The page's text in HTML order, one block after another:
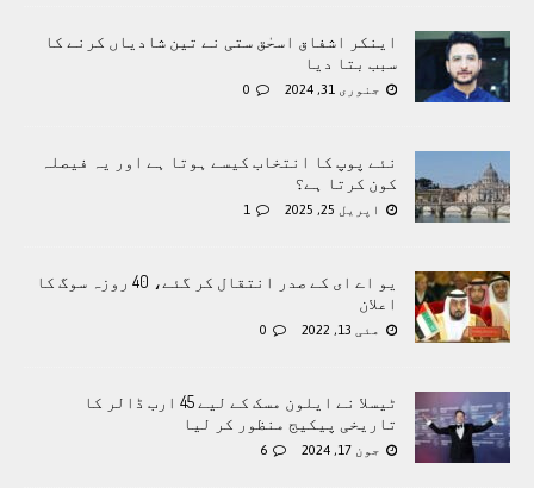
اینکر اشفاق اسحٰق ستی نے تین شادیاں کرنے کا
سبب بتا دیا
جنوری 31, 2024 0
نئے پوپ کا انتخاب کیسے ہوتا ہے اور یہ فیصلہ
کون کرتا ہے؟
اپریل 25, 2025 1
یو اے ای کے صدر انتقال کر گئے، 40 روزہ سوگ کا
اعلان
مئی 13, 2022 0
ٹیسلا نے ایلون مسک کے لیے 45 ارب ڈالر کا
تاریخی پیکیج منظور کر لیا
جون 17, 2024 6